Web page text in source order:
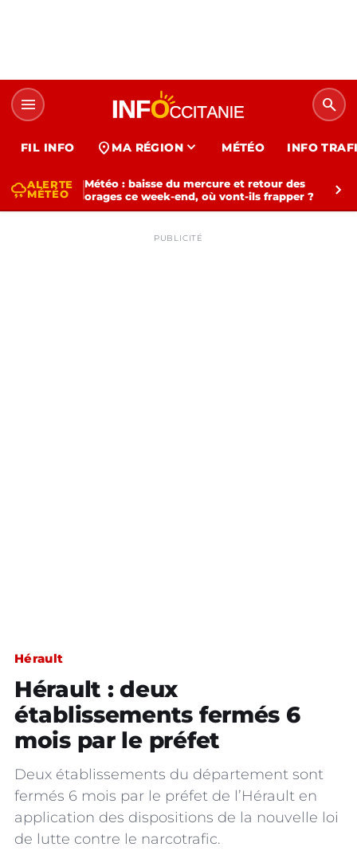
menu search
FIL INFO location_on MA RÉGION expand_more MÉTÉO INFO
thunderstormALERTE
MÉTÉO
Météo : baisse du mercure et retour des
orages ce week-end, où vont-ils frapper ?
chevron_right
PUBLICITÉ
Hérault
Hérault : deux
établissements fermés 6
mois par le préfet
Deux établissements du département sont
fermés 6 mois par le préfet de l’Hérault en
application des dispositions de la nouvelle loi
de lutte contre le narcotrafic.